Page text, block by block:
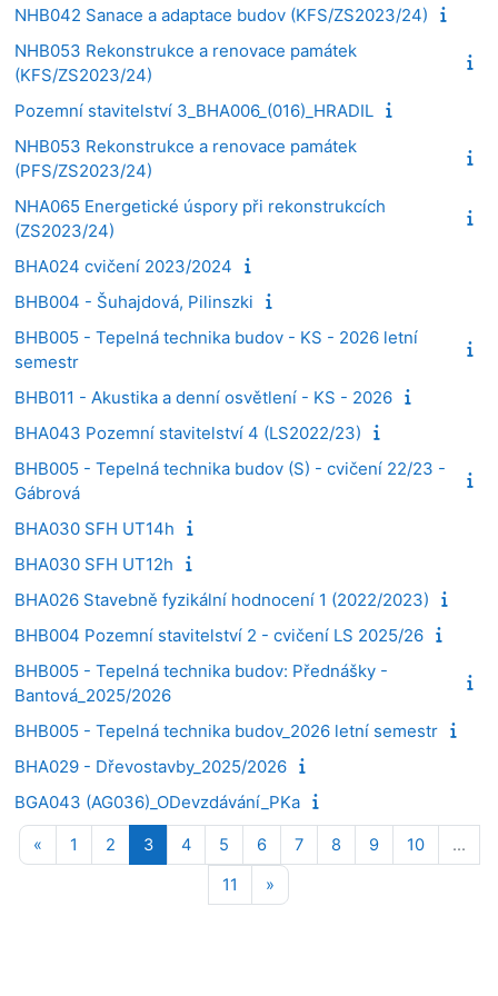
NHB042 Sanace a adaptace budov (KFS/ZS2023/24)
NHB053 Rekonstrukce a renovace památek
(KFS/ZS2023/24)
Pozemní stavitelství 3_BHA006_(016)_HRADIL
NHB053 Rekonstrukce a renovace památek
(PFS/ZS2023/24)
NHA065 Energetické úspory při rekonstrukcích
(ZS2023/24)
BHA024 cvičení 2023/2024
BHB004 - Šuhajdová, Pilinszki
BHB005 - Tepelná technika budov - KS - 2026 letní
semestr
BHB011 - Akustika a denní osvětlení - KS - 2026
BHA043 Pozemní stavitelství 4 (LS2022/23)
BHB005 - Tepelná technika budov (S) - cvičení 22/23 -
Gábrová
BHA030 SFH UT14h
BHA030 SFH UT12h
BHA026 Stavebně fyzikální hodnocení 1 (2022/2023)
BHB004 Pozemní stavitelství 2 - cvičení LS 2025/26
BHB005 - Tepelná technika budov: Přednášky -
Bantová_2025/2026
BHB005 - Tepelná technika budov_2026 letní semestr
BHA029 - Dřevostavby_2025/2026
BGA043 (AG036)_ODevzdávání_PKa
«Předchozí stránka
1 Stránka 1
2Stránka 2
3Stránka 3
4Stránka 4
5Stránka 5
6Stránka 6
7Stránka 7
8Stránka 8
9Stránka 9
10Stránka
…
11 Stránka 11
»